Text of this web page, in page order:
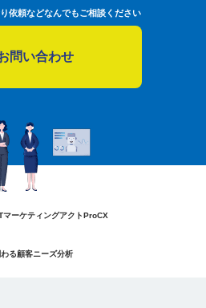
依頼などなんでもご相談ください
問い合わせ
マーケティングアクトProCX
る顧客ニーズ分析